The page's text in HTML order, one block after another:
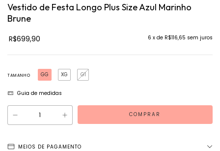
Vestido de Festa Longo Plus Size Azul Marinho
Brune
R$699,90 6 x de R$116,65 sem juros
TAMANHO GG XG G1
Guia de medidas
MEIOS DE PAGAMENTO